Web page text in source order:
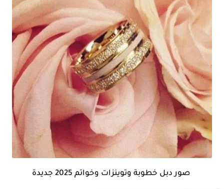
صور دبل خطوبة وتوينزات وخواتم 2025 جديدة